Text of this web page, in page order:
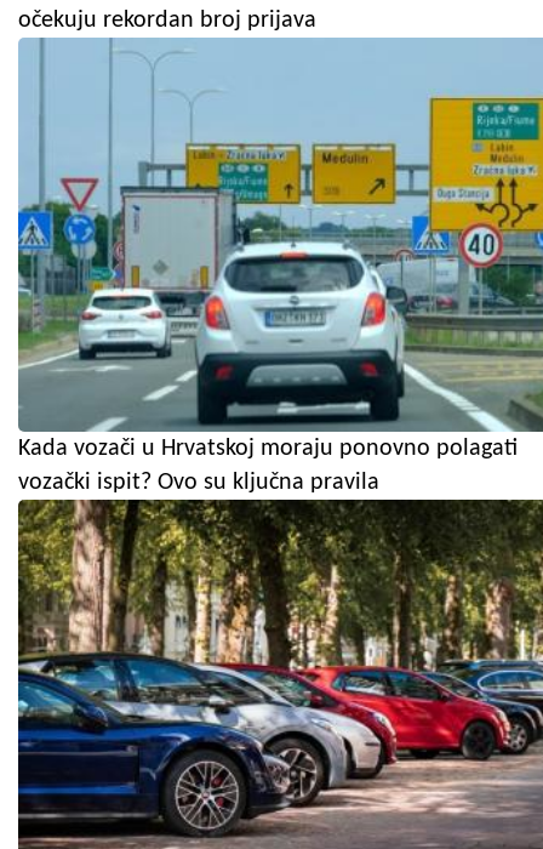
očekuju rekordan broj prijava
Kada vozači u Hrvatskoj moraju ponovno polagati
vozački ispit? Ovo su ključna pravila